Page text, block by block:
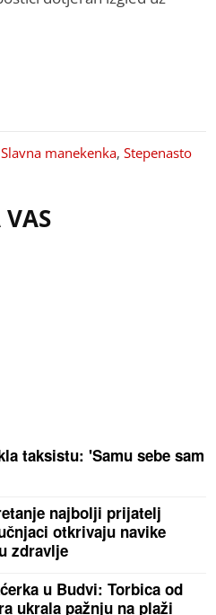
Slavna manekenka,Stepenasto
taksistu: 'Samu sebe sam
najbolji prijatelj
otkrivaju navike
zdravlje
u Budvi: Torbica od
ukrala pažnju na plaži